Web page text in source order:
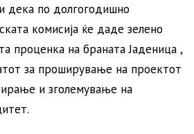
дека по долгогодишно
комисија ќе даде зелено
проценка на браната Јаденица ,
за проширување на проектот
и зголемување на